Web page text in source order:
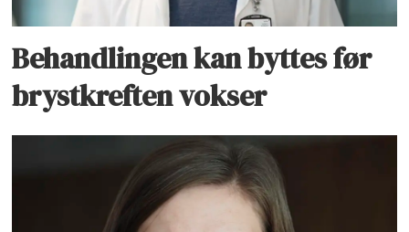
Behandlingen kan byttes før
brystkreften vokser